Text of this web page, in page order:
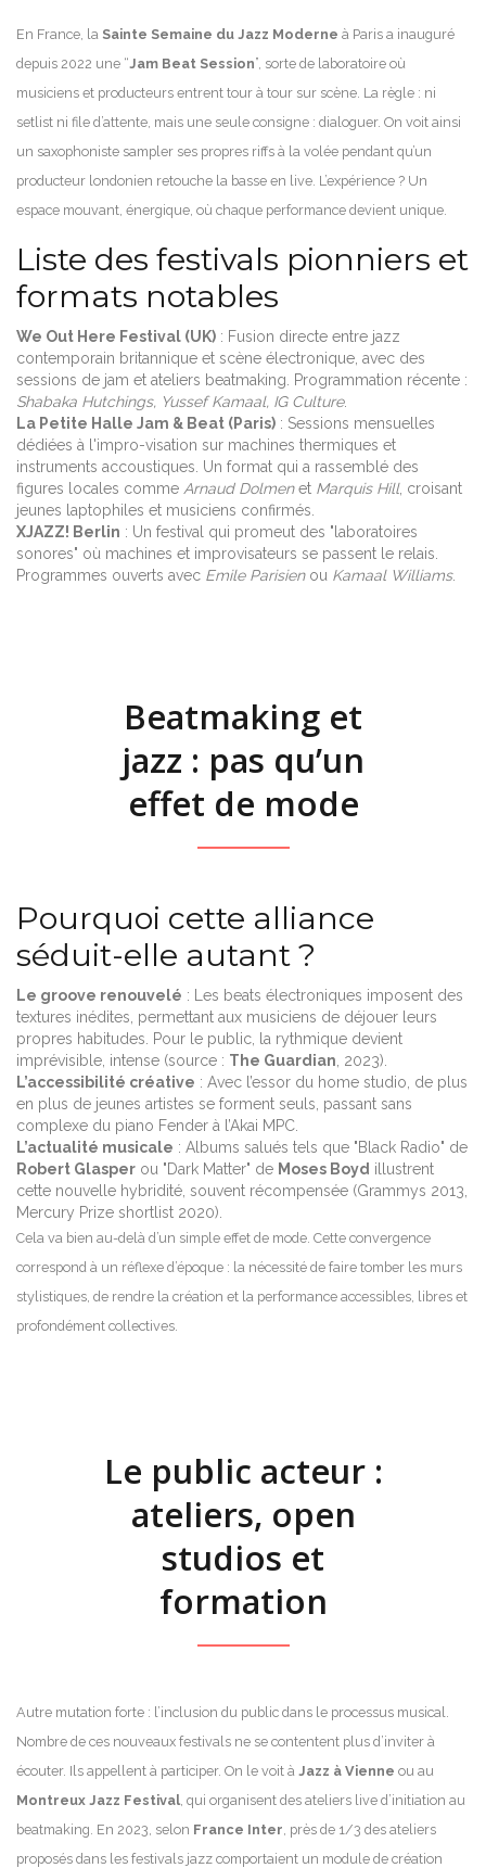
En France, la Sainte Semaine du Jazz Moderne à Paris a inauguré
depuis 2022 une “Jam Beat Session”, sorte de laboratoire où
musiciens et producteurs entrent tour à tour sur scène. La règle : ni
setlist ni file d’attente, mais une seule consigne : dialoguer. On voit ainsi
un saxophoniste sampler ses propres riffs à la volée pendant qu’un
producteur londonien retouche la basse en live. L’expérience ? Un
espace mouvant, énergique, où chaque performance devient unique.
Liste des festivals pionniers et
formats notables
We Out Here Festival (UK) : Fusion directe entre jazz
contemporain britannique et scène électronique, avec des
sessions de jam et ateliers beatmaking. Programmation récente :
Shabaka Hutchings, Yussef Kamaal, IG Culture.
La Petite Halle Jam & Beat (Paris) : Sessions mensuelles
dédiées à l'impro-visation sur machines thermiques et
instruments accoustiques. Un format qui a rassemblé des
figures locales comme Arnaud Dolmenet Marquis Hill, croisant
jeunes laptophiles et musiciens confirmés.
XJAZZ! Berlin : Un festival qui promeut des "laboratoires
sonores" où machines et improvisateurs se passent le relais.
Programmes ouverts avec Emile Parisienou Kamaal Williams.
Beatmaking et
jazz : pas qu’un
effet de mode
Pourquoi cette alliance
séduit-elle autant ?
Le groove renouvelé : Les beats électroniques imposent des
textures inédites, permettant aux musiciens de déjouer leurs
propres habitudes. Pour le public, la rythmique devient
imprévisible, intense (source : The Guardian , 2023).
L’accessibilité créative : Avec l’essor du home studio, de plus
en plus de jeunes artistes se forment seuls, passant sans
complexe du piano Fender à l’Akai MPC.
L’actualité musicale : Albums salués tels que "Black Radio" de
Robert Glasper ou "Dark Matter" de Moses Boyd illustrent
cette nouvelle hybridité, souvent récompensée (Grammys 2013,
Mercury Prize shortlist 2020).
Cela va bien au-delà d’un simple effet de mode. Cette convergence
correspond à un réflexe d’époque : la nécessité de faire tomber les murs
stylistiques, de rendre la création et la performance accessibles, libres et
profondément collectives.
Le public acteur :
ateliers, open
studios et
formation
Autre mutation forte : l’inclusion du public dans le processus musical.
Nombre de ces nouveaux festivals ne se contentent plus d’inviter à
écouter. Ils appellent à participer. On le voit à Jazz à Vienne ou au
Montreux Jazz Festival , qui organisent des ateliers live d’initiation au
beatmaking. En 2023, selon France Inter , près de 1/3 des ateliers
proposés dans les festivals jazz comportaient un module de création